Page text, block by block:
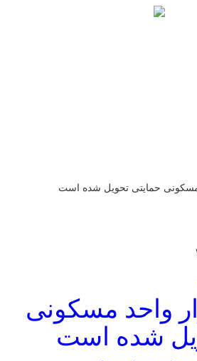
هزار واحد مسکونی
شده است